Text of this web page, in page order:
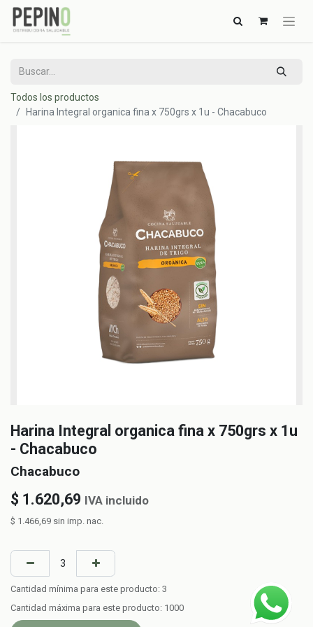
Todos los productos
Harina Integral organica fina x 750grs x 1u - Chacabuco
Harina Integral organica fina x 750grs x 1u
- Chacabuco
Chacabuco
$ 1.620,69 IVA incluido
$ 1.466,69 sin imp. nac.
Cantidad mínima para este producto: 3
Cantidad máxima para este producto: 1000